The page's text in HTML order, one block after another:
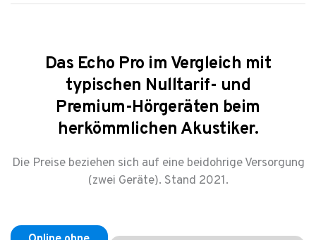
Das Echo Pro im Vergleich mit
typischen Nulltarif- und
Premium-Hörgeräten beim
herkömmlichen Akustiker.
Die Preise beziehen sich auf eine beidohrige Versorgung
(zwei Geräte). Stand 2021.